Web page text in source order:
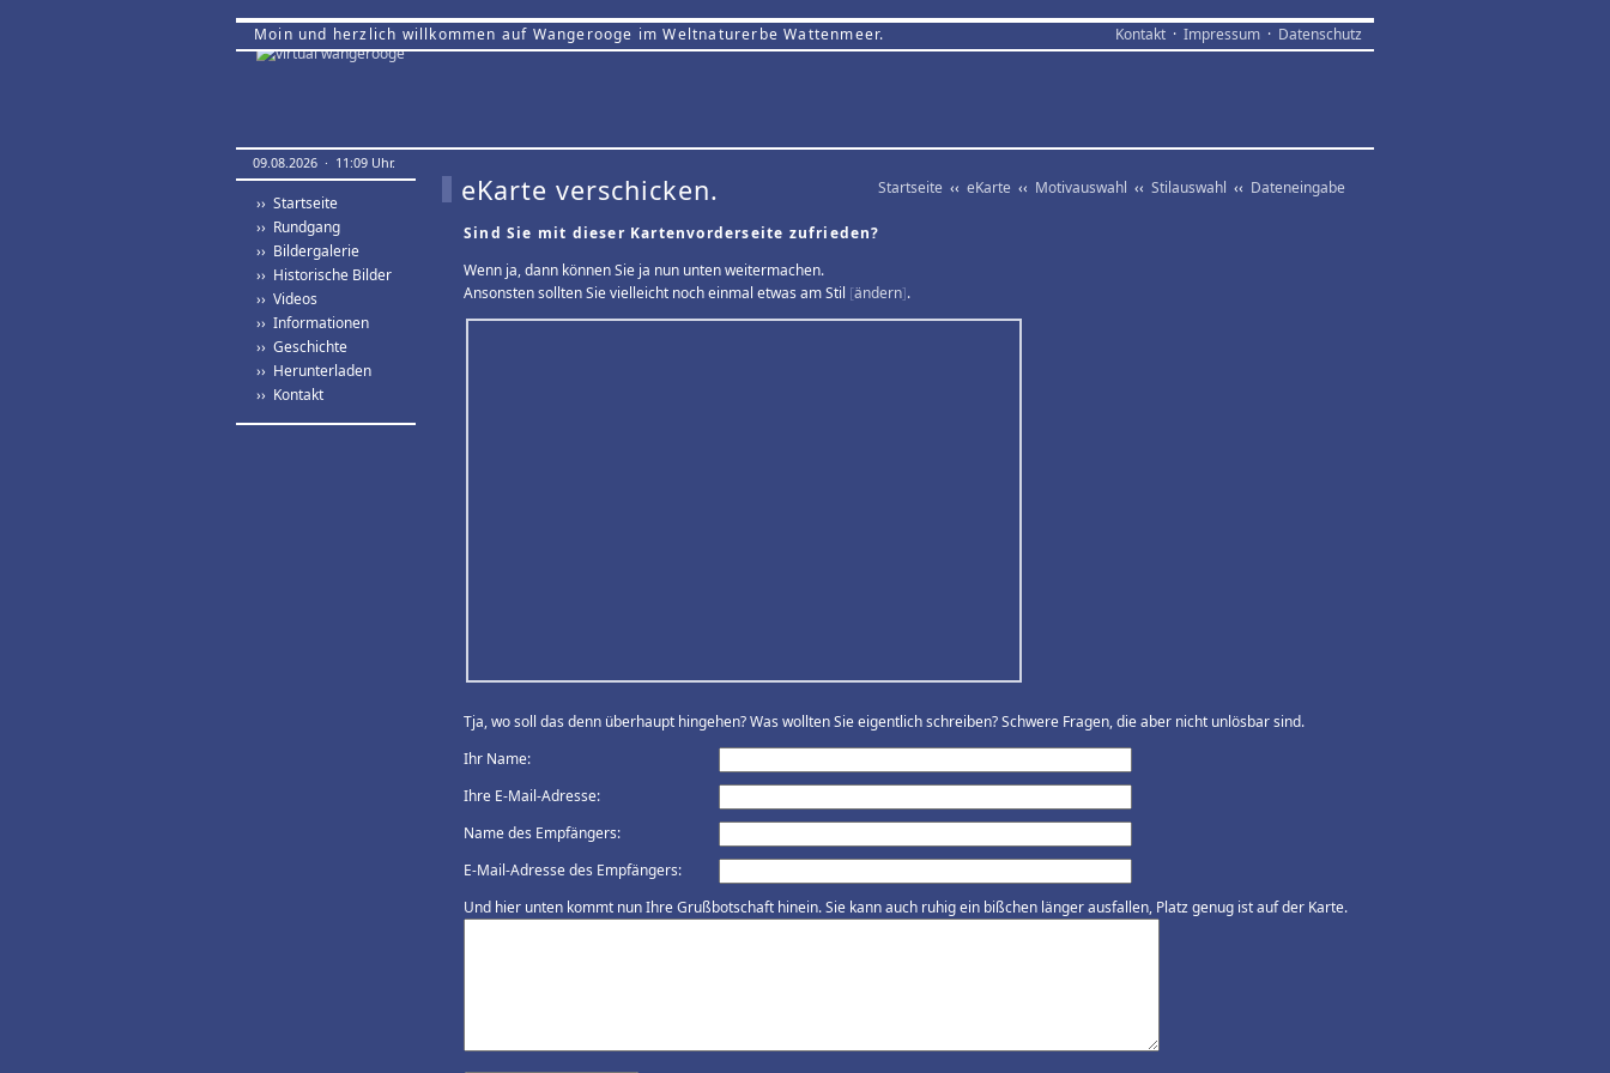
Moin und herzlich willkommen auf Wangerooge im Weltnaturerbe Wattenmeer. Kontakt · Impressum · Datenschutz
09.08.2026 · 11:09 Uhr.
›› Startseite
›› Rundgang
›› Bildergalerie
›› Historische Bilder
›› Videos
›› Informationen
›› Geschichte
›› Herunterladen
›› Kontakt
Startseite ‹‹ eKarte ‹‹ Motivauswahl ‹‹ Stilauswahl ‹‹ Dateneingabe
eKarte verschicken.
Sind Sie mit dieser Kartenvorderseite zufrieden?
Wenn ja, dann können Sie ja nun unten weitermachen.
Ansonsten sollten Sie vielleicht noch einmal etwas am Stil [ändern].
Tja, wo soll das denn überhaupt hingehen? Was wollten Sie eigentlich schreiben? Schwere Fragen, die aber nicht unlösbar sind.
Ihr Name:
Ihre E-Mail-Adresse:
Name des Empfängers:
E-Mail-Adresse des Empfängers:
Und hier unten kommt nun Ihre Grußbotschaft hinein. Sie kann auch ruhig ein bißchen länger ausfallen, Platz genug ist auf der Karte.